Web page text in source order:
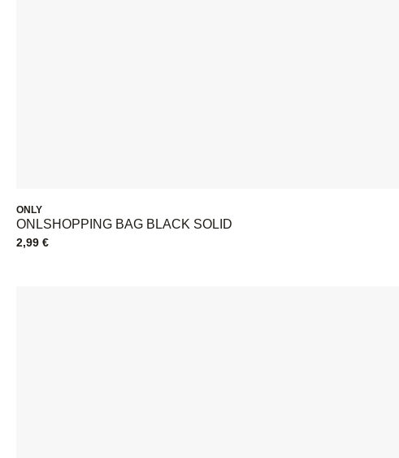
ONLY
ONLSHOPPING BAG BLACK SOLID
2,99 €